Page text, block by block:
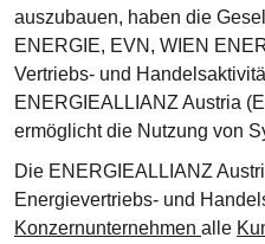
auszubauen, haben die
ENERGIE, EVN, WIEN
Vertriebs- und
ENERGIEALLIANZ Austria
ermöglicht die Nutzung von
Die ENERGIEALLIANZ
Energievertriebs- und
Konzernunternehmen alle